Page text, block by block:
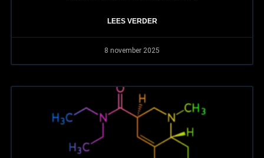
LEES VERDER
8 november 2025